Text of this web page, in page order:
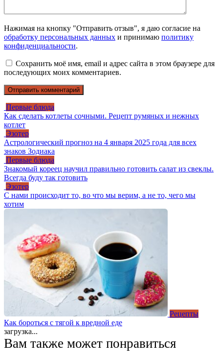
Нажимая на кнопку "Отправить отзыв", я даю согласие на
обработку персональных данных и принимаю политику
конфиденциальности.
Сохранить моё имя, email и адрес сайта в этом браузере для
последующих моих комментариев.
Первые блюда
Как сделать котлеты сочными. Рецепт румяных и нежных
котлет
Эзотер
Астрологический прогноз на 4 января 2025 года для всех
знаков Зодиака
Первые блюда
Знакомый кореец научил правильно готовить салат из свеклы.
Всегда буду так готовить
Эзотер
С нами происходит то, во что мы верим, а не то, чего мы
хотим
Рецепты
Как бороться с тягой к вредной еде
загрузка...
Вам также может понравиться